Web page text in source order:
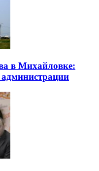
в Михайловке: